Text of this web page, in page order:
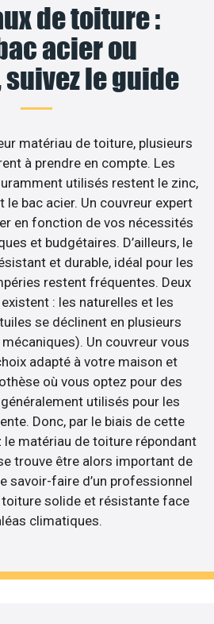
de toiture :
acier ou
le guide
matériau de toiture, plusieurs
à prendre en compte. Les
utilisés restent le zinc,
le bac acier. Un couvreur expert
en fonction de vos nécessités
et budgétaires. D’ailleurs, le
et durable, idéal pour les
restent fréquentes. Deux
: les naturelles et les
se déclinent en plusieurs
Un couvreur vous
adapté à votre maison et
où vous optez pour des
utilisés pour les
Donc, par le biais de cette
le matériau de toiture répondant
trouve être alors important de
savoir-faire d’un professionnel
solide et résistante face
climatiques.